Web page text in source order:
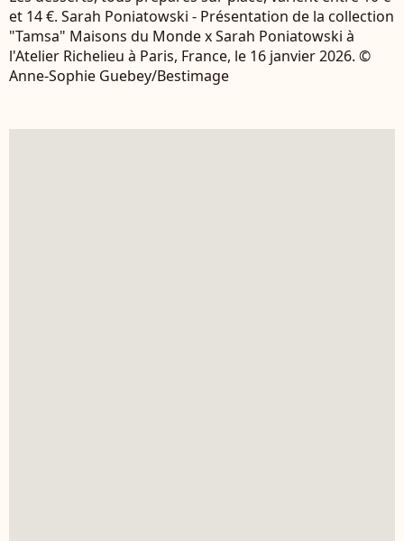
et 14 €. Sarah Poniatowski - Présentation de la collection
"Tamsa" Maisons du Monde x Sarah Poniatowski à
l'Atelier Richelieu à Paris, France, le 16 janvier 2026. ©
Anne-Sophie Guebey/Bestimage